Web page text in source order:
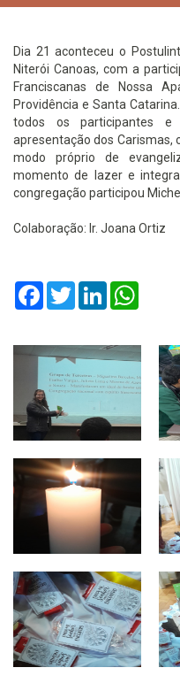
Dia 21 aconteceu o
Niterói Canoas, com a
Franciscanas de Nossa
Providência e Santa
todos os participantes
apresentação dos Carismas,
modo próprio de
momento de lazer e
congregação participou
Colaboração: Ir. Joana Ortiz
FacebookTwitterLinkedIn